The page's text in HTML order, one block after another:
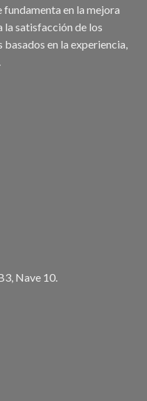
en la mejora
la satisfacción de los
en la experiencia,
Nave 10.